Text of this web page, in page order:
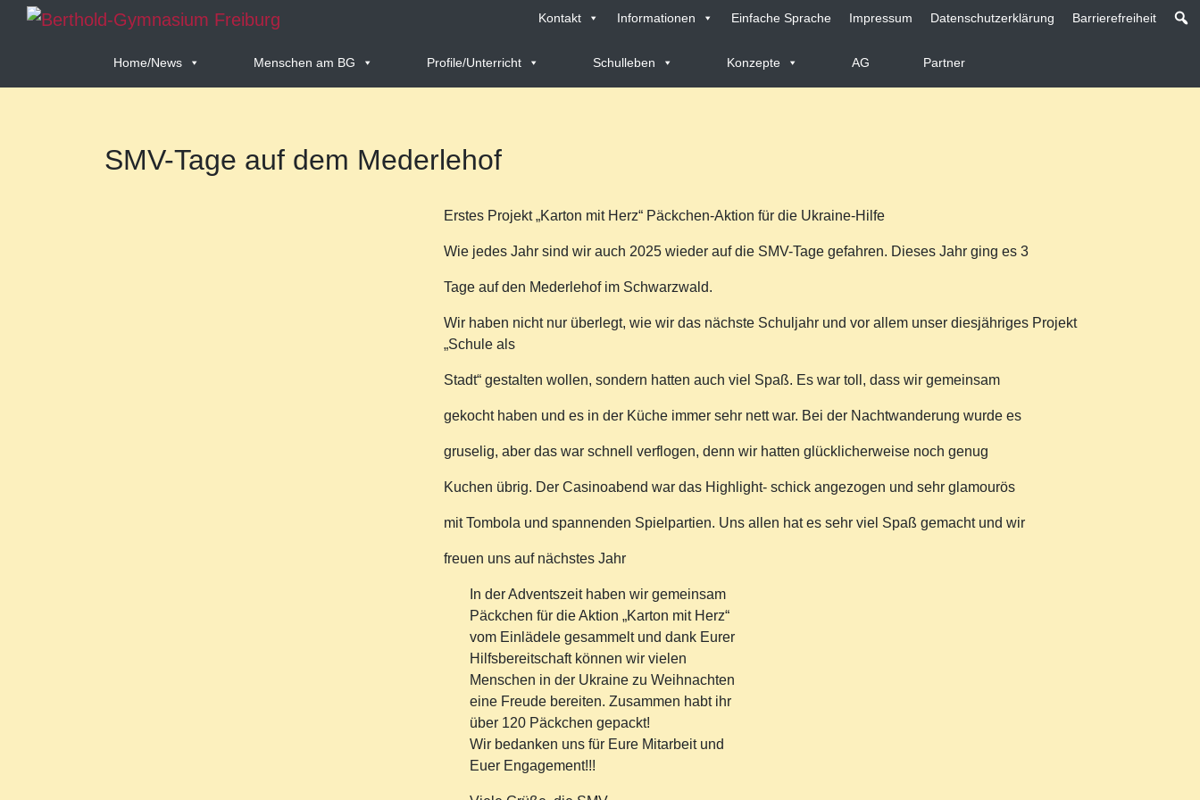
Kontakt Informationen Einfache Sprache Impressum Datenschutzerklärung Barrierefreiheit
Home/News Menschen am BG Profile/Unterricht Schulleben Konzepte AG Partner
SMV-Tage auf dem Mederlehof
Erstes Projekt „Karton mit Herz“ Päckchen-Aktion für die Ukraine-Hilfe
Wie jedes Jahr sind wir auch 2025 wieder auf die SMV-Tage gefahren. Dieses Jahr ging es 3
Tage auf den Mederlehof im Schwarzwald.
Wir haben nicht nur überlegt, wie wir das nächste Schuljahr und vor allem unser diesjähriges Projekt
„Schule als
Stadt“ gestalten wollen, sondern hatten auch viel Spaß. Es war toll, dass wir gemeinsam
gekocht haben und es in der Küche immer sehr nett war. Bei der Nachtwanderung wurde es
gruselig, aber das war schnell verflogen, denn wir hatten glücklicherweise noch genug
Kuchen übrig. Der Casinoabend war das Highlight- schick angezogen und sehr glamourös
mit Tombola und spannenden Spielpartien. Uns allen hat es sehr viel Spaß gemacht und wir
freuen uns auf nächstes Jahr
In der Adventszeit haben wir gemeinsam
Päckchen für die Aktion „Karton mit Herz“
vom Einlädele gesammelt und dank Eurer
Hilfsbereitschaft können wir vielen
Menschen in der Ukraine zu Weihnachten
eine Freude bereiten. Zusammen habt ihr
über 120 Päckchen gepackt!
Wir bedanken uns für Eure Mitarbeit und
Euer Engagement!!!